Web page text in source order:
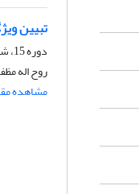
تبیین
دوره 15، شماره 2، بهار 1395، صفحه
روح اله
مشاهده